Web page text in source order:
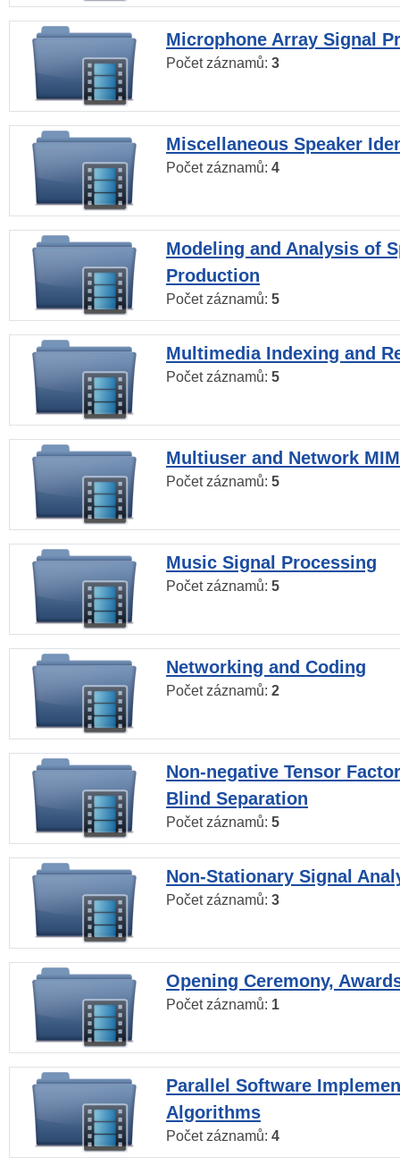
Microphone Array Signal
Počet záznamů: 3
Miscellaneous Speaker
Počet záznamů: 4
Modeling and Analysis of
Production
Počet záznamů: 5
Multimedia Indexing and
Počet záznamů: 5
Multiuser and Network
Počet záznamů: 5
Music Signal Processing
Počet záznamů: 5
Networking and Coding
Počet záznamů: 2
Non-negative Tensor
Blind Separation
Počet záznamů: 5
Non-Stationary Signal
Počet záznamů: 3
Opening Ceremony,
Počet záznamů: 1
Parallel Software
Algorithms
Počet záznamů: 4